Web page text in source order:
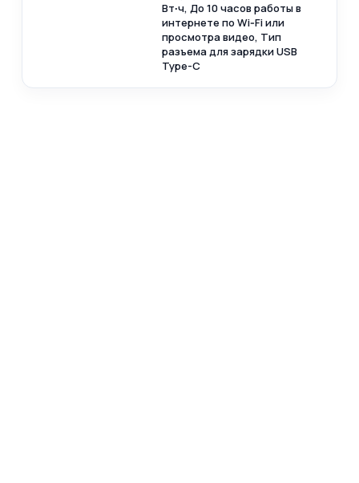
Вт∙ч, До 10 часов работы в
интернете по Wi‑Fi или
просмотра видео, Тип
разъема для зарядки USB
Type-C